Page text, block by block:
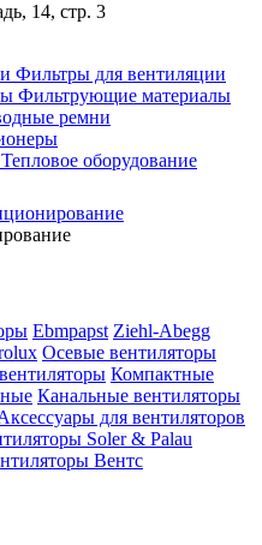
14, стр. 3
Фильтры для вентиляции
Фильтрующие материалы
ремни
Тепловое оборудование
Ebmpapst Ziehl-Abegg
Осевые вентиляторы
Компактные
Канальные вентиляторы
для вентиляторов
Soler & Palau
Вентс